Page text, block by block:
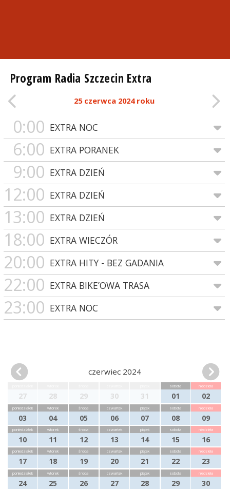
Program Radia Szczecin Extra
25 czerwca 2024 roku
0:00 EXTRA NOC
6:00 EXTRA PORANEK
9:00 EXTRA DZIEŃ
12:00 EXTRA DZIEŃ
13:00 EXTRA DZIEŃ
18:00 EXTRA WIECZÓR
20:00 EXTRA HITY - BEZ GADANIA
22:00 EXTRA BIKE’OWA TRASA
23:00 EXTRA NOC
czerwiec 2024
27 28 29 30 31
sobota
01
niedziela
02
poniedziałek
03
wtorek
04
środa
05
czwartek
06
piątek
07
sobota
08
niedziela
09
poniedziałek
10
wtorek
11
środa
12
czwartek
13
piątek
14
sobota
15
niedziela
16
poniedziałek
17
wtorek
18
środa
19
czwartek
20
piątek
21
sobota
22
niedziela
23
poniedziałek
24
wtorek
25
środa
26
czwartek
27
piątek
28
sobota
29
niedziela
30